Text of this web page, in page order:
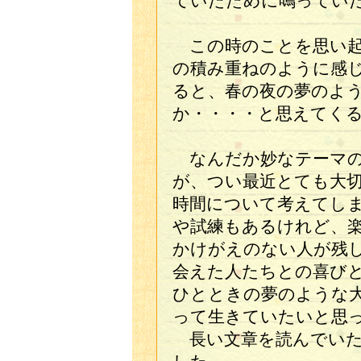
この時のことを思い
の積み重ねのように感
ると、春の夜の夢のよ
か・・・・と思えてく
なんだか妙なテーマ
が、つい最近とても大
時間について考えてし
や試練もあるけれど、
かけがえのない人が残
会えた人たちとの喜び
ひとときの夢のような
って生きていたいと思
長い文章を読んでい